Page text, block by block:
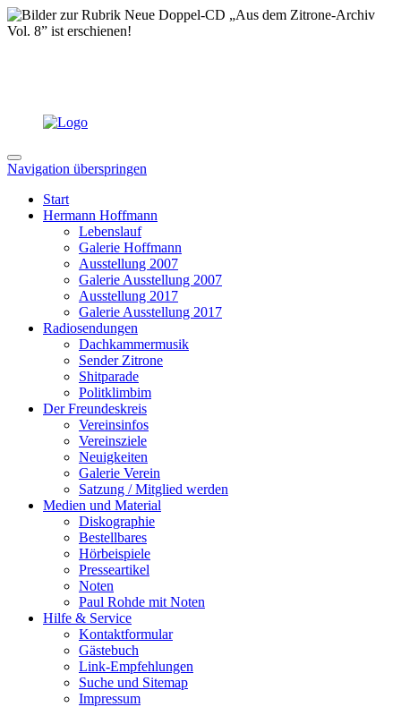
Navigation überspringen
Start
Hermann Hoffmann
Lebenslauf
Galerie Hoffmann
Ausstellung 2007
Galerie Ausstellung 2007
Ausstellung 2017
Galerie Ausstellung 2017
Radiosendungen
Dachkammermusik
Sender Zitrone
Shitparade
Politklimbim
Der Freundeskreis
Vereinsinfos
Vereinsziele
Neuigkeiten
Galerie Verein
Satzung / Mitglied werden
Medien und Material
Diskographie
Bestellbares
Hörbeispiele
Presseartikel
Noten
Paul Rohde mit Noten
Hilfe & Service
Kontaktformular
Gästebuch
Link-Empfehlungen
Suche und Sitemap
Impressum